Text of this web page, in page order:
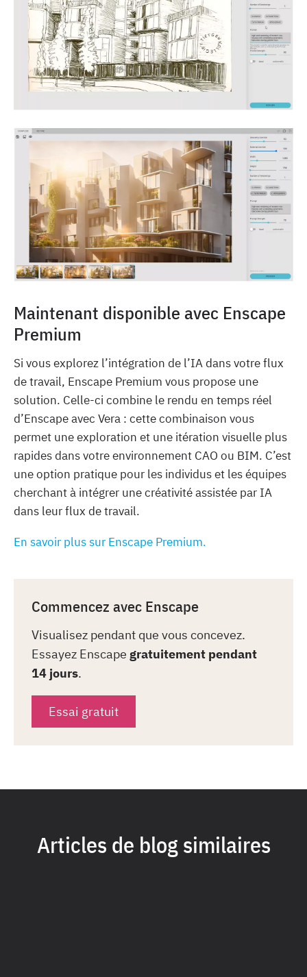
Maintenant disponible avec Enscape
Premium
Si vous explorez l’intégration de l’IA dans votre flux
de travail, Enscape Premium vous propose une
solution. Celle-ci combine le rendu en temps réel
d’Enscape avec Vera : cette combinaison vous
permet une exploration et une itération visuelle plus
rapides dans votre environnement CAO ou BIM. C’est
une option pratique pour les individus et les équipes
cherchant à intégrer une créativité assistée par IA
dans leur flux de travail.
En savoir plus sur Enscape Premium.
Commencez avec Enscape
Visualisez pendant que vous concevez.
Essayez Enscape gratuitement pendant
14 jours.
Essai gratuit
Articles de blog similaires